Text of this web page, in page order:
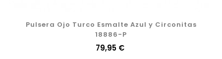
Pulsera Ojo Turco Esmalte Azul y Circonitas
18886-P
Precio
79,95 €